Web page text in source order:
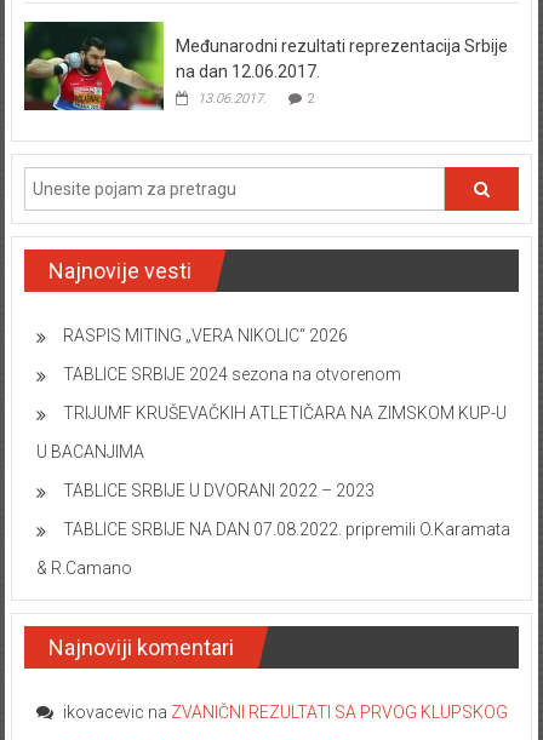
Međunarodni rezultati reprezentacija Srbije
na dan 12.06.2017.
13.06.2017. 2
Najnovije vesti
RASPIS MITING „VERA NIKOLIC“ 2026
TABLICE SRBIJE 2024 sezona na otvorenom
TRIJUMF KRUŠEVAČKIH ATLETIČARA NA ZIMSKOM KUP-U
U BACANJIMA
TABLICE SRBIJE U DVORANI 2022 – 2023
TABLICE SRBIJE NA DAN 07.08.2022. pripremili O.Karamata
& R.Camano
Najnoviji komentari
ikovacevic na ZVANIČNI REZULTATI SA PRVOG KLUPSKOG